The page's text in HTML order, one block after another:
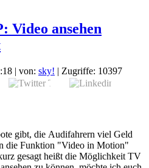
Video ansehen
| von: sky! | Zugriffe: 10397
gibt, die Audifahrern viel Geld
die Funktion "Video in Motion"
gesagt heißt die Möglichkeit TV